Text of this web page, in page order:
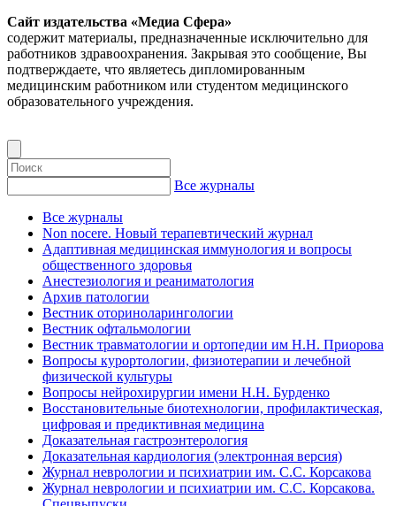
Сайт издательства «Медиа Сфера»
содержит материалы, предназначенные исключительно для
работников здравоохранения. Закрывая это сообщение, Вы
подтверждаете, что являетесь дипломированным
медицинским работником или студентом медицинского
образовательного учреждения.
Все журналы
Все журналы
Non nocere. Новый терапевтический журнал
Адаптивная медицинская иммунология и вопросы
общественного здоровья
Анестезиология и реаниматология
Архив патологии
Вестник оториноларингологии
Вестник офтальмологии
Вестник травматологии и ортопедии им Н.Н. Приорова
Вопросы курортологии, физиотерапии и лечебной
физической культуры
Вопросы нейрохирургии имени Н.Н. Бурденко
Восстановительные биотехнологии, профилактическая,
цифровая и предиктивная медицина
Доказательная гастроэнтерология
Доказательная кардиология (электронная версия)
Журнал неврологии и психиатрии им. С.С. Корсакова
Журнал неврологии и психиатрии им. С.С. Корсакова.